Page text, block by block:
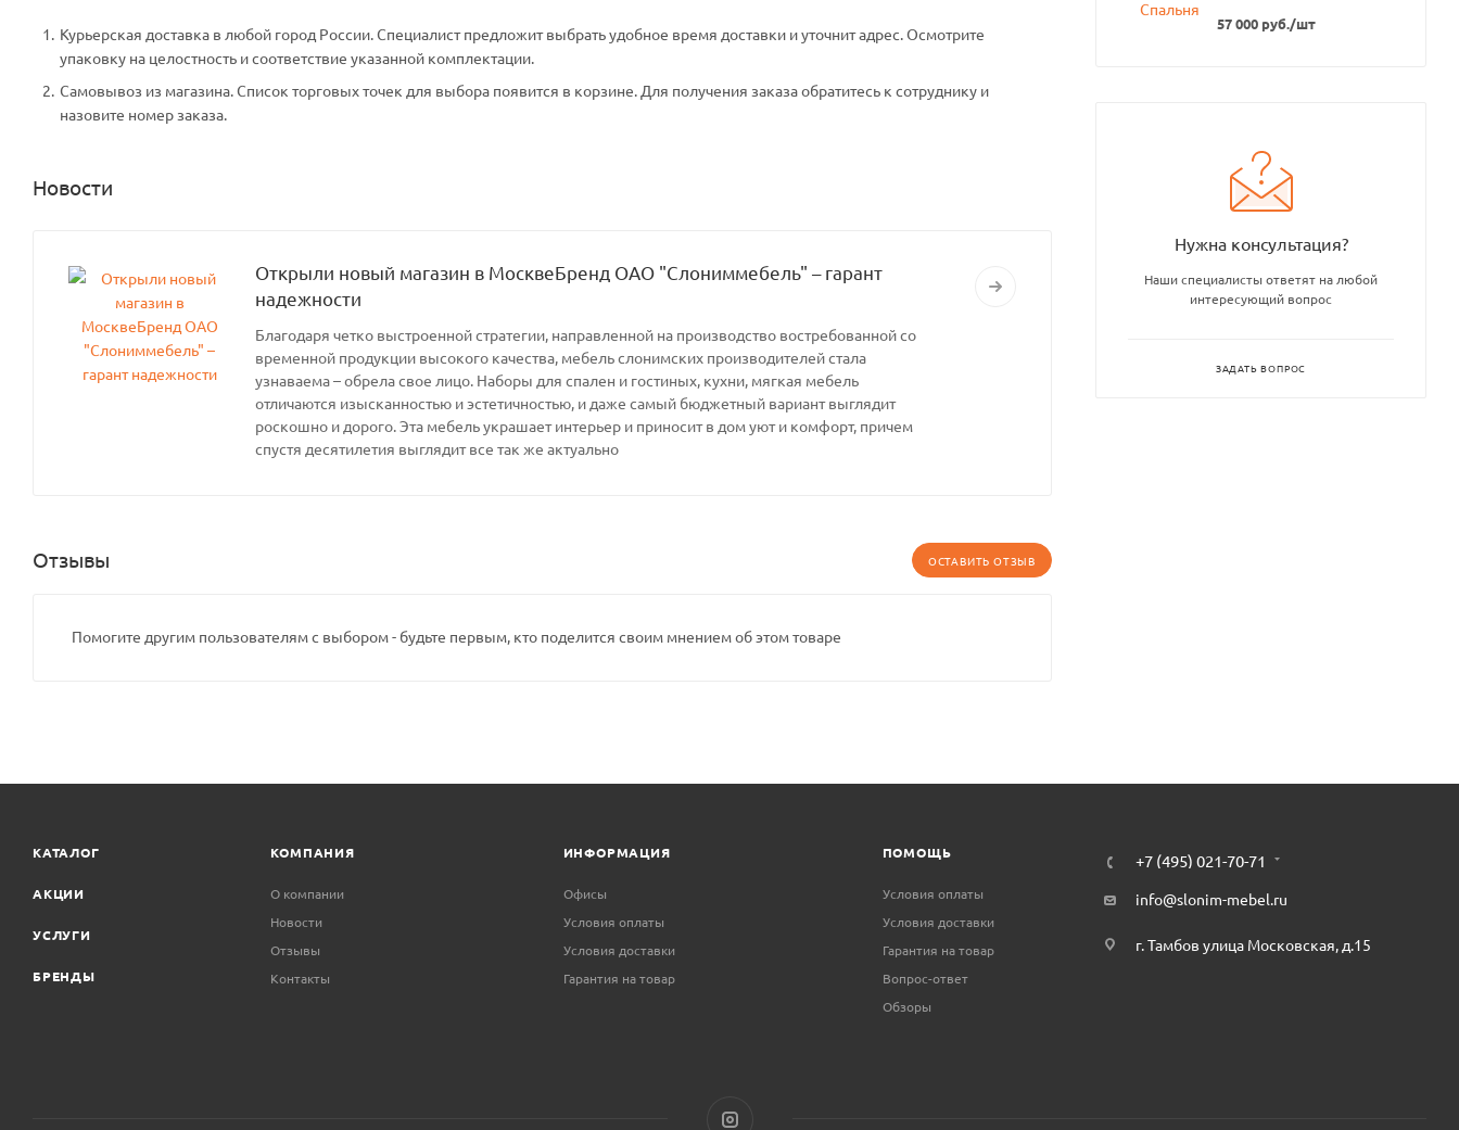
Курьерская доставка в любой город России. Специалист предложит выбрать удобное время доставки и уточнит адрес. Осмотрите
упаковку на целостность и соответствие указанной комплектации.
Самовывоз из магазина. Список торговых точек для выбора появится в корзине. Для получения заказа обратитесь к сотруднику и
назовите номер заказа.
Новости
Открыли новый магазин в МосквеБренд ОАО "Слониммебель" – гарант
надежности
Благодаря четко выстроенной стратегии, направленной на производство востребованной со
временной продукции высокого качества, мебель слонимских производителей стала
узнаваема – обрела свое лицо. Наборы для спален и гостиных, кухни, мягкая мебель
отличаются изысканностью и эстетичностью, и даже самый бюджетный вариант выглядит
роскошно и дорого. Эта мебель украшает интерьер и приносит в дом уют и комфорт, причем
спустя десятилетия выглядит все так же актуально
Отзывы ОСТАВИТЬ ОТЗЫВ
Помогите другим пользователям с выбором - будьте первым, кто поделится своим мнением об этом товаре
57 000 руб./шт
Нужна консультация?
Наши специалисты ответят на любой
интересующий вопрос
ЗАДАТЬ ВОПРОС
КАТАЛОГ
АКЦИИ
УСЛУГИ
БРЕНДЫ
КОМПАНИЯ
О компании
Новости
Отзывы
Контакты
ИНФОРМАЦИЯ
Офисы
Условия оплаты
Условия доставки
Гарантия на товар
ПОМОЩЬ
Условия оплаты
Условия доставки
Гарантия на товар
Вопрос-ответ
Обзоры
+7 (495) 021-70-71
info@slonim-mebel.ru
г. Тамбов улица Московская, д.15